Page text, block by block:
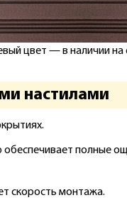
цвет — в наличии на
настилами
полные
скорость монтажа.